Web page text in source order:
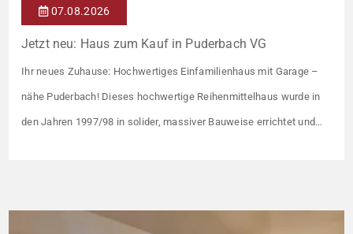
07.08.2026
Jetzt neu: Haus zum Kauf in Puderbach VG
Ihr neues Zuhause: Hochwertiges Einfamilienhaus mit Garage –
nähe Puderbach! Dieses hochwertige Reihenmittelhaus wurde in
den Jahren 1997/98 in solider, massiver Bauweise errichtet und
Grundstück (keine eigene Grünfläche, aber Terrasse). […]